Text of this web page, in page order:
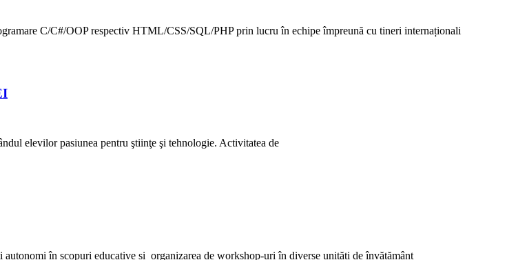
C/C#/OOP respectiv HTML/CSS/SQL/PHP prin lucru în echipe împreună cu tineri internaționali
elevilor pasiunea pentru ştiinţe şi tehnologie. Activitatea de
în scopuri educative și organizarea de workshop-uri în diverse unități de învățământ